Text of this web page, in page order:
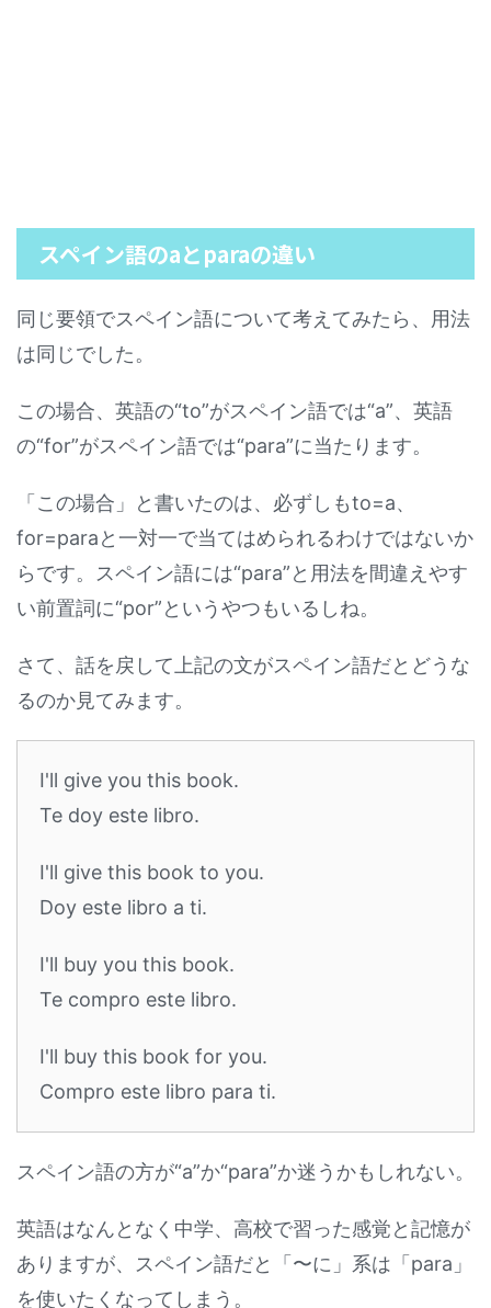
スペイン語のaとparaの違い
同じ要領でスペイン語について考えてみたら、用法
は同じでした。
この場合、英語の“to”がスペイン語では“a”、英語
の“for”がスペイン語では“para”に当たります。
「この場合」と書いたのは、必ずしもto=a、
for=paraと一対一で当てはめられるわけではないか
らです。スペイン語には“para”と用法を間違えやす
い前置詞に“por”というやつもいるしね。
さて、話を戻して上記の文がスペイン語だとどうな
るのか見てみます。
I'll give you this book.
Te doy este libro.
I'll give this book to you.
Doy este libro a ti.
I'll buy you this book.
Te compro este libro.
I'll buy this book for you.
Compro este libro para ti.
スペイン語の方が“a”か“para”か迷うかもしれない。
英語はなんとなく中学、高校で習った感覚と記憶が
ありますが、スペイン語だと「〜に」系は「para」
を使いたくなってしまう。